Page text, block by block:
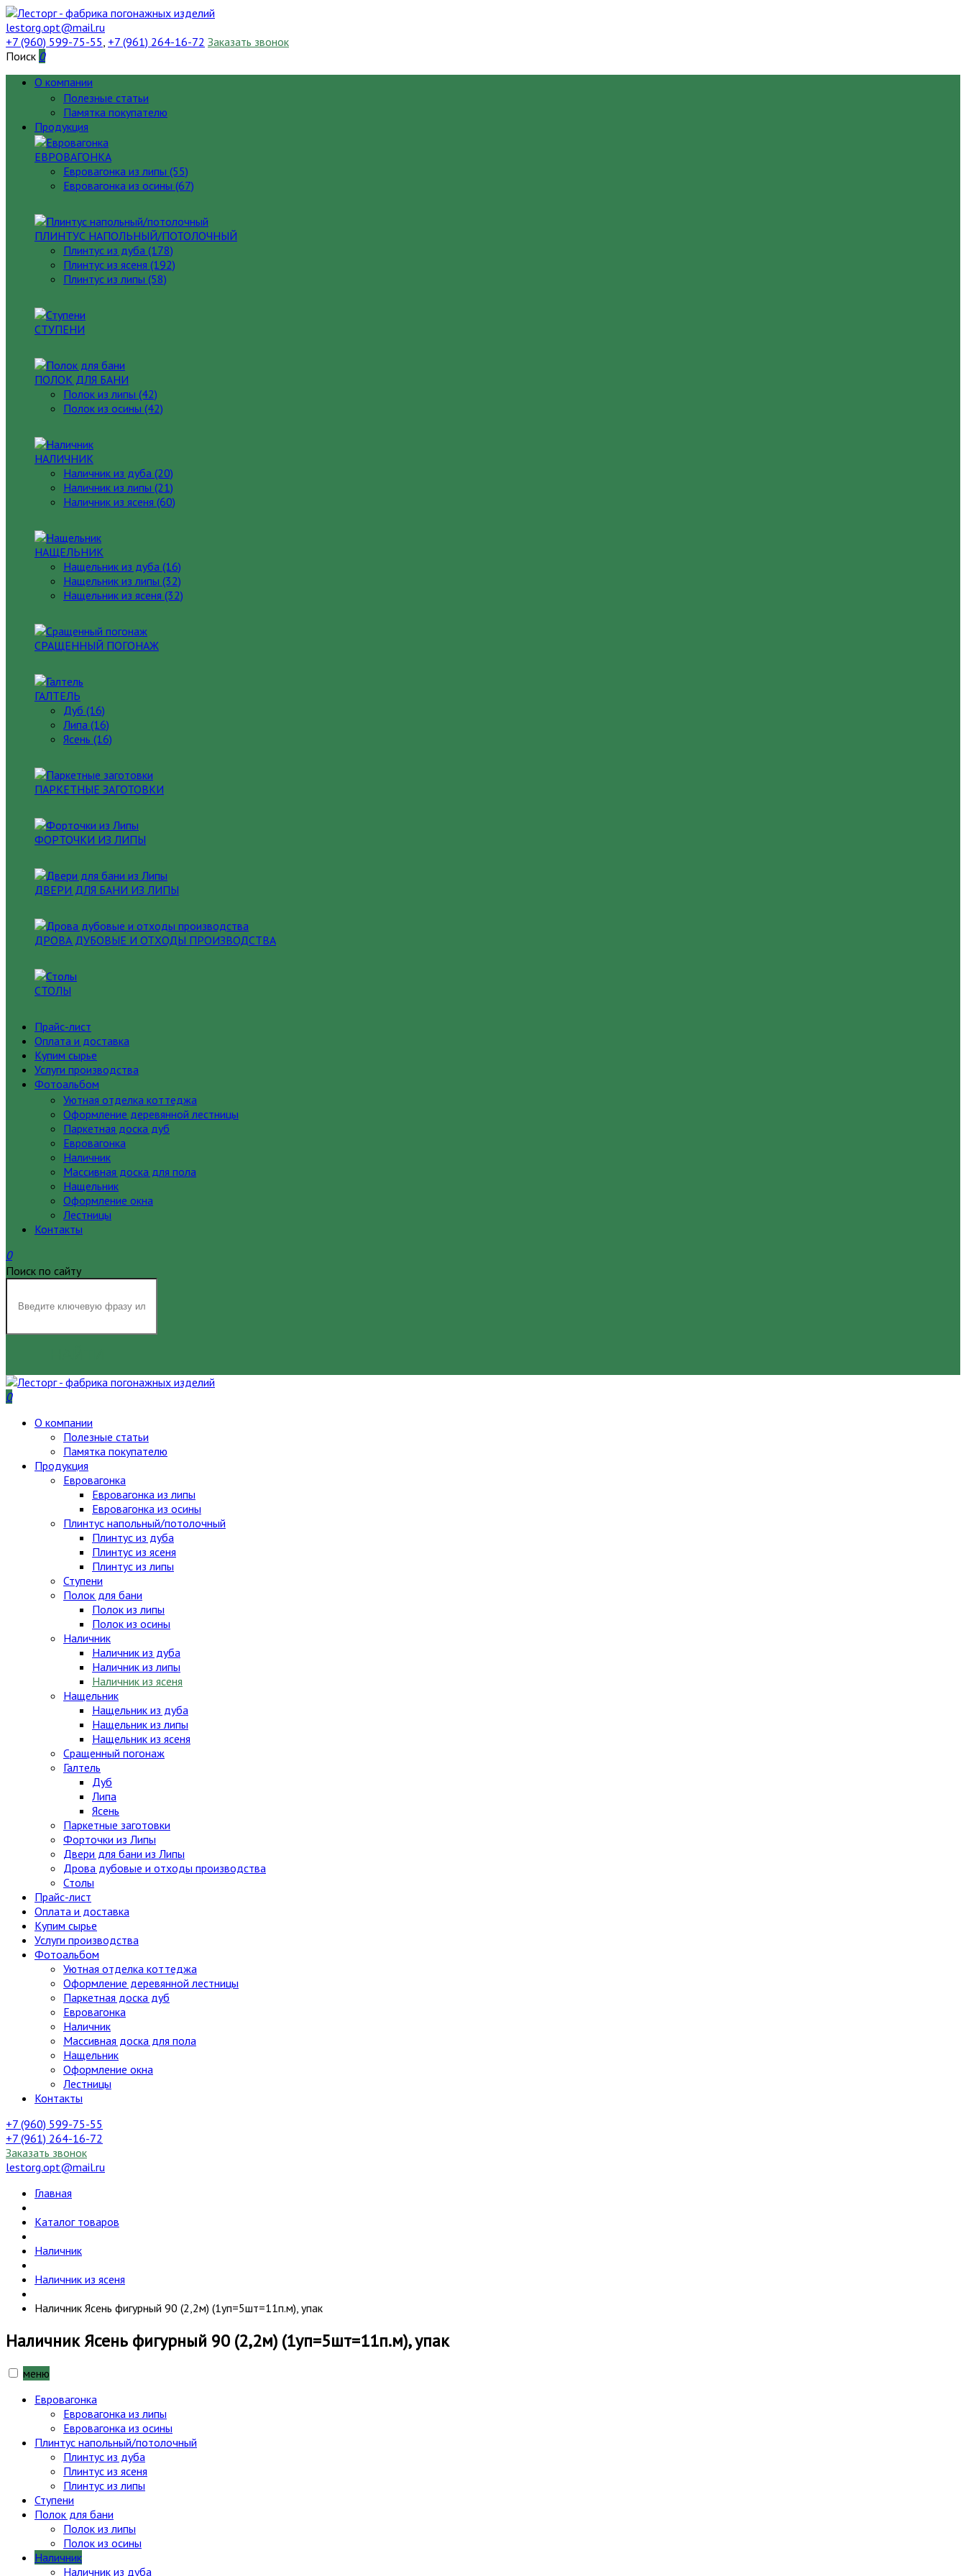
lestorg.opt@mail.ru
+7 (960) 599-75-55, +7 (961) 264-16-72 Заказать звонок
Поиск 0
О компании
Полезные статьи
Памятка покупателю
Продукция
ЕВРОВАГОНКА
Евровагонка из липы (55)
Евровагонка из осины (67)
ПЛИНТУС НАПОЛЬНЫЙ/ПОТОЛОЧНЫЙ
Плинтус из дуба (178)
Плинтус из ясеня (192)
Плинтус из липы (58)
СТУПЕНИ
ПОЛОК ДЛЯ БАНИ
Полок из липы (42)
Полок из осины (42)
НАЛИЧНИК
Наличник из дуба (20)
Наличник из липы (21)
Наличник из ясеня (60)
НАЩЕЛЬНИК
Нащельник из дуба (16)
Нащельник из липы (32)
Нащельник из ясеня (32)
СРАЩЕННЫЙ ПОГОНАЖ
ГАЛТЕЛЬ
Дуб (16)
Липа (16)
Ясень (16)
ПАРКЕТНЫЕ ЗАГОТОВКИ
ФОРТОЧКИ ИЗ ЛИПЫ
ДВЕРИ ДЛЯ БАНИ ИЗ ЛИПЫ
ДРОВА ДУБОВЫЕ И ОТХОДЫ ПРОИЗВОДСТВА
СТОЛЫ
Прайс-лист
Оплата и доставка
Купим сырье
Услуги производства
Фотоальбом
Уютная отделка коттеджа
Оформление деревянной лестницы
Паркетная доска дуб
Евровагонка
Наличник
Массивная доска для пола
Нащельник
Оформление окна
Лестницы
Контакты
0
Поиск по сайту
0
О компании
Полезные статьи
Памятка покупателю
Продукция
Евровагонка
Евровагонка из липы
Евровагонка из осины
Плинтус напольный/потолочный
Плинтус из дуба
Плинтус из ясеня
Плинтус из липы
Ступени
Полок для бани
Полок из липы
Полок из осины
Наличник
Наличник из дуба
Наличник из липы
Наличник из ясеня
Нащельник
Нащельник из дуба
Нащельник из липы
Нащельник из ясеня
Сращенный погонаж
Галтель
Дуб
Липа
Ясень
Паркетные заготовки
Форточки из Липы
Двери для бани из Липы
Дрова дубовые и отходы производства
Столы
Прайс-лист
Оплата и доставка
Купим сырье
Услуги производства
Фотоальбом
Уютная отделка коттеджа
Оформление деревянной лестницы
Паркетная доска дуб
Евровагонка
Наличник
Массивная доска для пола
Нащельник
Оформление окна
Лестницы
Контакты
+7 (960) 599-75-55
+7 (961) 264-16-72
Заказать звонок
lestorg.opt@mail.ru
Главная
Каталог товаров
Наличник
Наличник из ясеня
Наличник Ясень фигурный 90 (2,2м) (1уп=5шт=11п.м), упак
Наличник Ясень фигурный 90 (2,2м) (1уп=5шт=11п.м), упак
меню
Евровагонка
Евровагонка из липы
Евровагонка из осины
Плинтус напольный/потолочный
Плинтус из дуба
Плинтус из ясеня
Плинтус из липы
Ступени
Полок для бани
Полок из липы
Полок из осины
Наличник
Наличник из дуба